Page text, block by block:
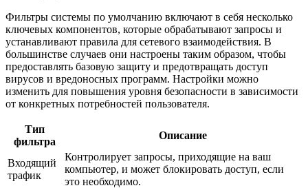
Фильтры системы по умолчанию включают в себя несколько
ключевых компонентов, которые обрабатывают запросы и
устанавливают правила для сетевого взаимодействия. В
большинстве случаев они настроены таким образом, чтобы
предоставлять базовую защиту и предотвращать доступ
вирусов и вредоносных программ. Настройки можно
изменить для повышения уровня безопасности в зависимости
от конкретных потребностей пользователя.
Тип
фильтра
Описание
Входящий
трафик
Контролирует запросы, приходящие на ваш
компьютер, и может блокировать доступ, если
это необходимо.